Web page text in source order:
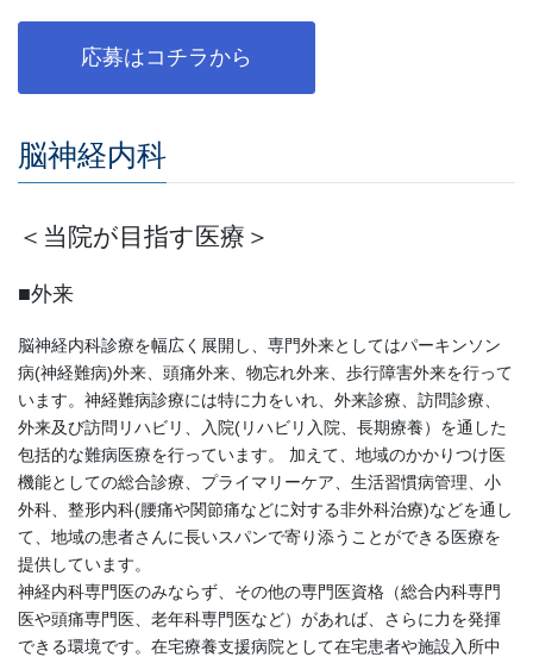
応募はコチラから
脳神経内科
＜当院が目指す医療＞
■外来
脳神経内科診療を幅広く展開し、専門外来としてはパーキンソン
病(神経難病)外来、頭痛外来、物忘れ外来、歩行障害外来を行って
います。神経難病診療には特に力をいれ、外来診療、訪問診療、
外来及び訪問リハビリ、入院(リハビリ入院、長期療養）を通した
包括的な難病医療を行っています。 加えて、地域のかかりつけ医
機能としての総合診療、プライマリーケア、生活習慣病管理、小
外科、整形内科(腰痛や関節痛などに対する非外科治療)などを通し
て、地域の患者さんに長いスパンで寄り添うことができる医療を
提供しています。
神経内科専門医のみならず、その他の専門医資格（総合内科専門
医や頭痛専門医、老年科専門医など）があれば、さらに力を発揮
できる環境です。在宅療養支援病院として在宅患者や施設入所中